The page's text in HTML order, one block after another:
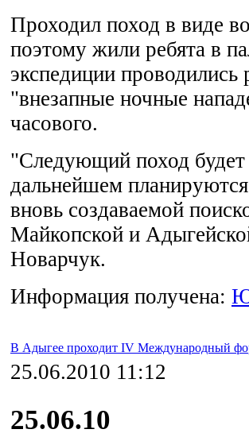
Проходил поход в виде
поэтому жили ребята в
экспедиции проводились
"внезапные ночные
часового.
"Следующий поход
дальнейшем
вновь создаваемой
Майкопской и
Новарчук.
Информация получена:
В Адыгее проходит IV Международный
25.06.2010 11:12
25.06.10